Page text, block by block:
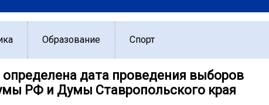
Образование Спорт
дата проведения выборов
РФ и Думы Ставропольского края